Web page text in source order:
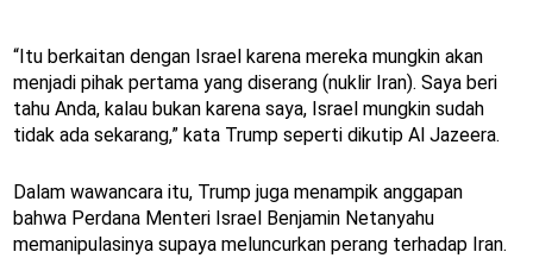
“Itu berkaitan dengan Israel karena mereka mungkin akan
menjadi pihak pertama yang diserang (nuklir Iran). Saya beri
tahu Anda, kalau bukan karena saya, Israel mungkin sudah
tidak ada sekarang,” kata Trump seperti dikutip Al Jazeera.
Dalam wawancara itu, Trump juga menampik anggapan
bahwa Perdana Menteri Israel Benjamin Netanyahu
memanipulasinya supaya meluncurkan perang terhadap Iran.